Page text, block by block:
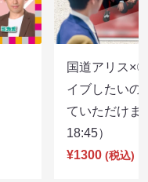
国道アリス×
イブしたいの
ていただけ
18:45）
¥1300 (税込)